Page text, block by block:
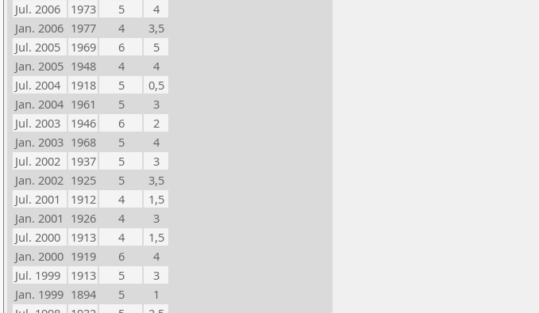
Jul. 2006
1973 5
4
Jan. 2006 1977 4
3,5
Jul. 2005
1969 6
5
Jan. 2005 1948 4
4
Jul. 2004
1918 5
0,5
Jan. 2004 1961 5
3
Jul. 2003
1946 6
2
Jan. 2003 1968 5
4
Jul. 2002
1937 5
3
Jan. 2002 1925 5
3,5
Jul. 2001
1912 4
1,5
Jan. 2001 1926 4
3
Jul. 2000
1913 4
1,5
Jan. 2000 1919 6
4
Jul. 1999
1913 5
3
Jan. 1999 1894 5
1